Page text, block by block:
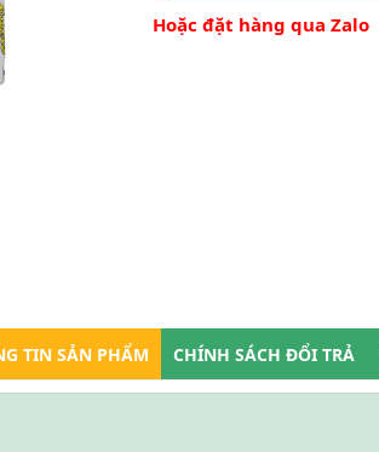
Hoặc đặt hàng qua Zalo
TIN SẢN PHẨM CHÍNH SÁCH ĐỔI TRẢ